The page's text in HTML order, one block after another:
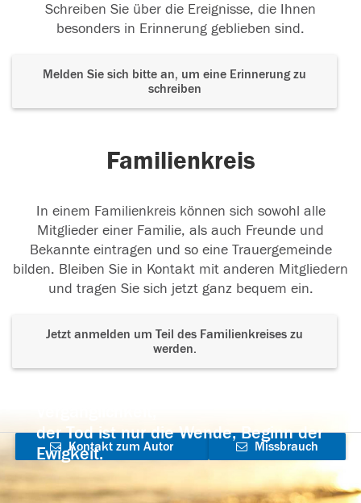
Schreiben Sie über die Ereignisse, die Ihnen
besonders in Erinnerung geblieben sind.
Melden Sie sich bitte an, um eine Erinnerung zu
schreiben
Familienkreis
In einem Familienkreis können sich sowohl alle
Mitglieder einer Familie, als auch Freunde und
Bekannte eintragen und so eine Trauergemeinde
bilden. Bleiben Sie in Kontakt mit anderen Mitgliedern
und tragen Sie sich jetzt ganz bequem ein.
Jetzt anmelden um Teil des Familienkreises zu
werden.
der Tod ist nur die Wende, Beginn der
Ewigkeit.
Kontakt zum Autor
aufnehmen
Missbrauch